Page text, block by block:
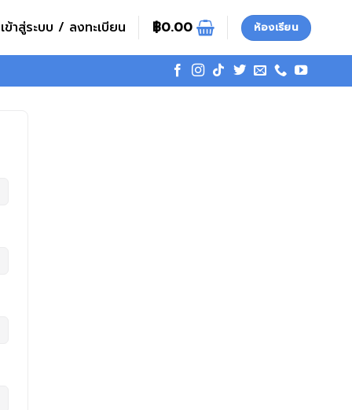
เข้าสู่ระบบ / ลงทะเบียน ฿0.00 ห้องเรียน